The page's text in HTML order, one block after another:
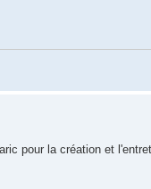
pour la création et